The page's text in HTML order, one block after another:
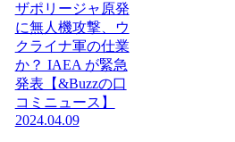
ザポリージャ原発
に無人機攻撃、ウ
クライナ軍の仕業
か？ IAEA が緊急
発表【&Buzzの口
コミニュース】
2024.04.09